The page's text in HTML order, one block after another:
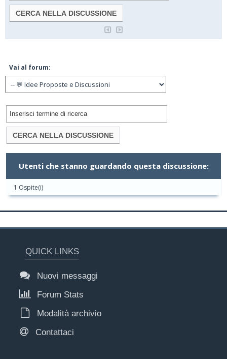
Vai al forum:
Utenti che stanno guardando questa discussione:
1 Ospite(i)
QUICK LINKS
Nuovi messaggi
Forum Stats
Modalità archivio
Contattaci